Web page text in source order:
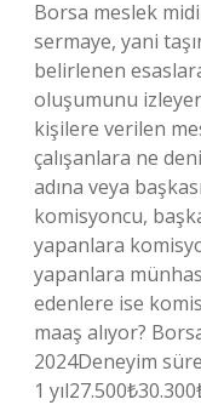
Borsa meslek
sermaye, yani
belirlenen
oluşumunu
kişilere verilen
çalışanlara ne
adına veya
komisyoncu,
yapanlara
yapanlara
edenlere ise
maaş alıyor?
2024Deneyim
1